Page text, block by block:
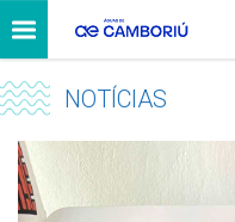
NOTÍCIAS